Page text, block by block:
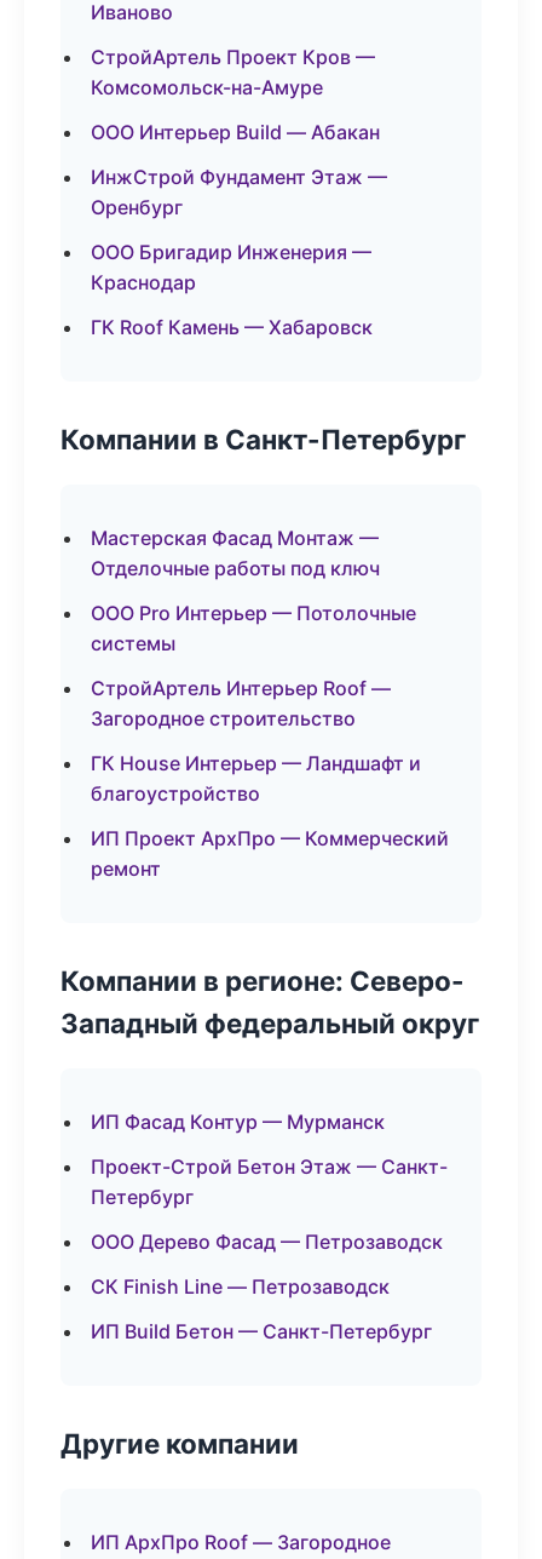
Иваново
СтройАртель Проект Кров —
Комсомольск-на-Амуре
ООО Интерьер Build — Абакан
ИнжСтрой Фундамент Этаж —
Оренбург
ООО Бригадир Инженерия —
Краснодар
ГК Roof Камень — Хабаровск
Компании в Санкт-Петербург
Мастерская Фасад Монтаж —
Отделочные работы под ключ
ООО Pro Интерьер — Потолочные
системы
СтройАртель Интерьер Roof —
Загородное строительство
ГК House Интерьер — Ландшафт и
благоустройство
ИП Проект АрхПро — Коммерческий
ремонт
Компании в регионе: Северо-
Западный федеральный округ
ИП Фасад Контур — Мурманск
Проект-Строй Бетон Этаж — Санкт-
Петербург
ООО Дерево Фасад — Петрозаводск
СК Finish Line — Петрозаводск
ИП Build Бетон — Санкт-Петербург
Другие компании
ИП АрхПро Roof — Загородное